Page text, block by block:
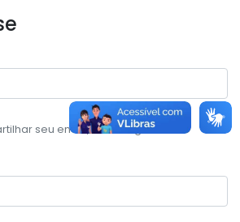
seu email, com ninguém.